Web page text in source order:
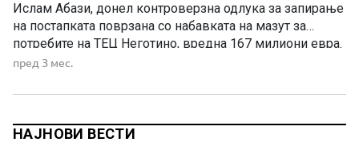
Ислам Абази, донел контроверзна одлука за запирање
на постапката поврзана со набавката на мазут за
потребите на ТЕЦ Неготино, вредна 167 милиони евра.
Според партијата, одлуката е донесена во корист на,
пратеникот Антонијо Милошоски посочи дека случајот
пред 3 мес.
НАЈНОВИ ВЕСТИ